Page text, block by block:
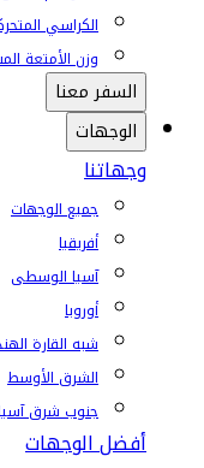
الكراسي
وزن الأمتعة
السفر معنا
الوجهات
وجهاتنا
جميع الوجهات
أفريقيا
آسيا الوسطى
أوروبا
شبه القارة
الشرق الأوسط
جنوب شرق
أفضل الوجهات